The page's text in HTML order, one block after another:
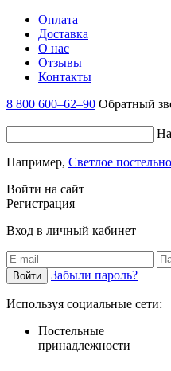
Оплата
Доставка
О нас
Отзывы
Контакты
8 800 600–62–90 Обратный
Например, Светлое
Войти на сайт
Регистрация
Вход в личный кабинет
Забыли пароль?
Используя социальные сети:
Постельные
принадлежности